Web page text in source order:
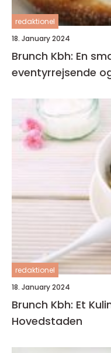
redaktionel
18. January 2024
Brunch Kbh: En
eventyrrejsende
redaktionel
18. January 2024
Brunch Kbh: Et
Hovedstaden